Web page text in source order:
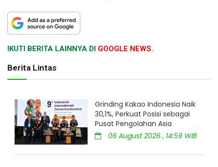
IKUTI BERITA LAINNYA DI GOOGLE NEWS.
Berita Lintas
Grinding Kakao Indonesia Naik
30,1%, Perkuat Posisi sebagai
Pusat Pengolahan Asia
06 August 2026 , 14:59 WIB